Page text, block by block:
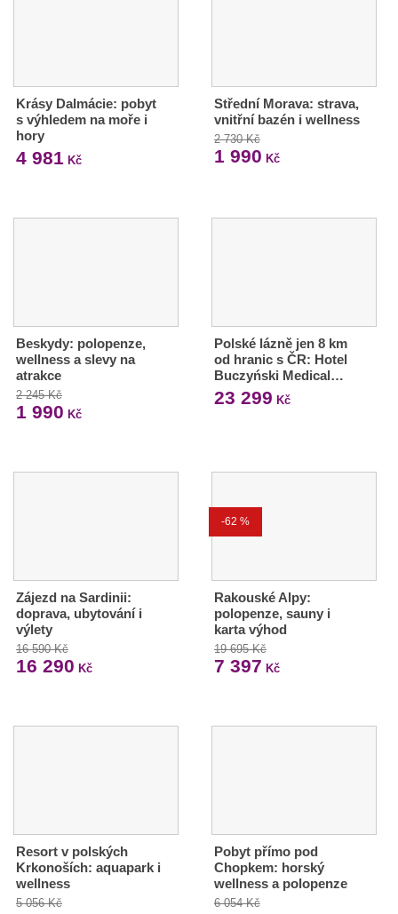
Krásy Dalmácie: pobyt
s výhledem na moře i
hory
4 981 Kč
Střední Morava: strava,
vnitřní bazén i wellness
2 730 Kč
1 990 Kč
Beskydy: polopenze,
wellness a slevy na
atrakce
2 245 Kč
1 990 Kč
Polské lázně jen 8 km
od hranic s ČR: Hotel
Buczyński Medical…
23 299 Kč
Zájezd na Sardinii:
doprava, ubytování i
výlety
16 590 Kč
16 290 Kč
-62 %
Rakouské Alpy:
polopenze, sauny i
karta výhod
19 695 Kč
7 397 Kč
Resort v polských
Krkonoších: aquapark i
wellness
5 056 Kč
Pobyt přímo pod
Chopkem: horský
wellness a polopenze
6 054 Kč